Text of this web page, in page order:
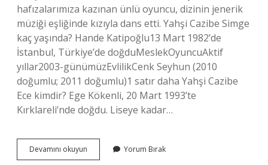
hafızalarımıza kazınan ünlü oyuncu, dizinin jenerik
müziği eşliğinde kızıyla dans etti. Yahşi Cazibe Simge
kaç yaşında? Hande Katipoğlu13 Mart 1982’de
İstanbul, Türkiye’de doğduMeslekOyuncuAktif
yıllar2003-günümüzEvlilikCenk Seyhun (2010
doğumlu; 2011 doğumlu)1 satır daha Yahşi Cazibe
Ece kimdir? Ege Kökenli, 20 Mart 1993’te
Kırklareli’nde doğdu. Liseye kadar…
Devamını okuyun
Cazibe
Yorum Bırak